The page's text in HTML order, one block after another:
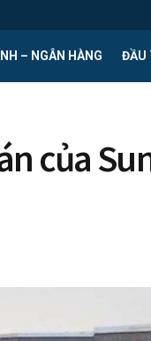
– NGÂN HÀNG ĐẦU
của